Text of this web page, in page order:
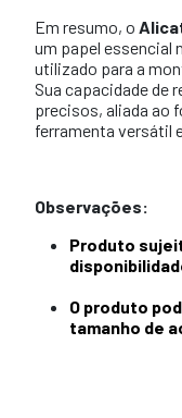
Em resumo, o
um papel essencial
utilizado para a
Sua capacidade de
precisos, aliada ao
ferramenta versátil
Observações:
Produto
O produto
tamanho de